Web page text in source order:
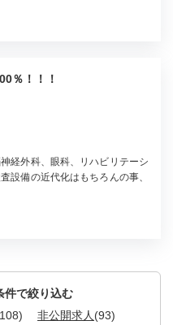
％！！！
経外科、眼科、リハビリテーシ
設備の近代化はもちろんの事、
件で絞り込む
非公開求人 (93)